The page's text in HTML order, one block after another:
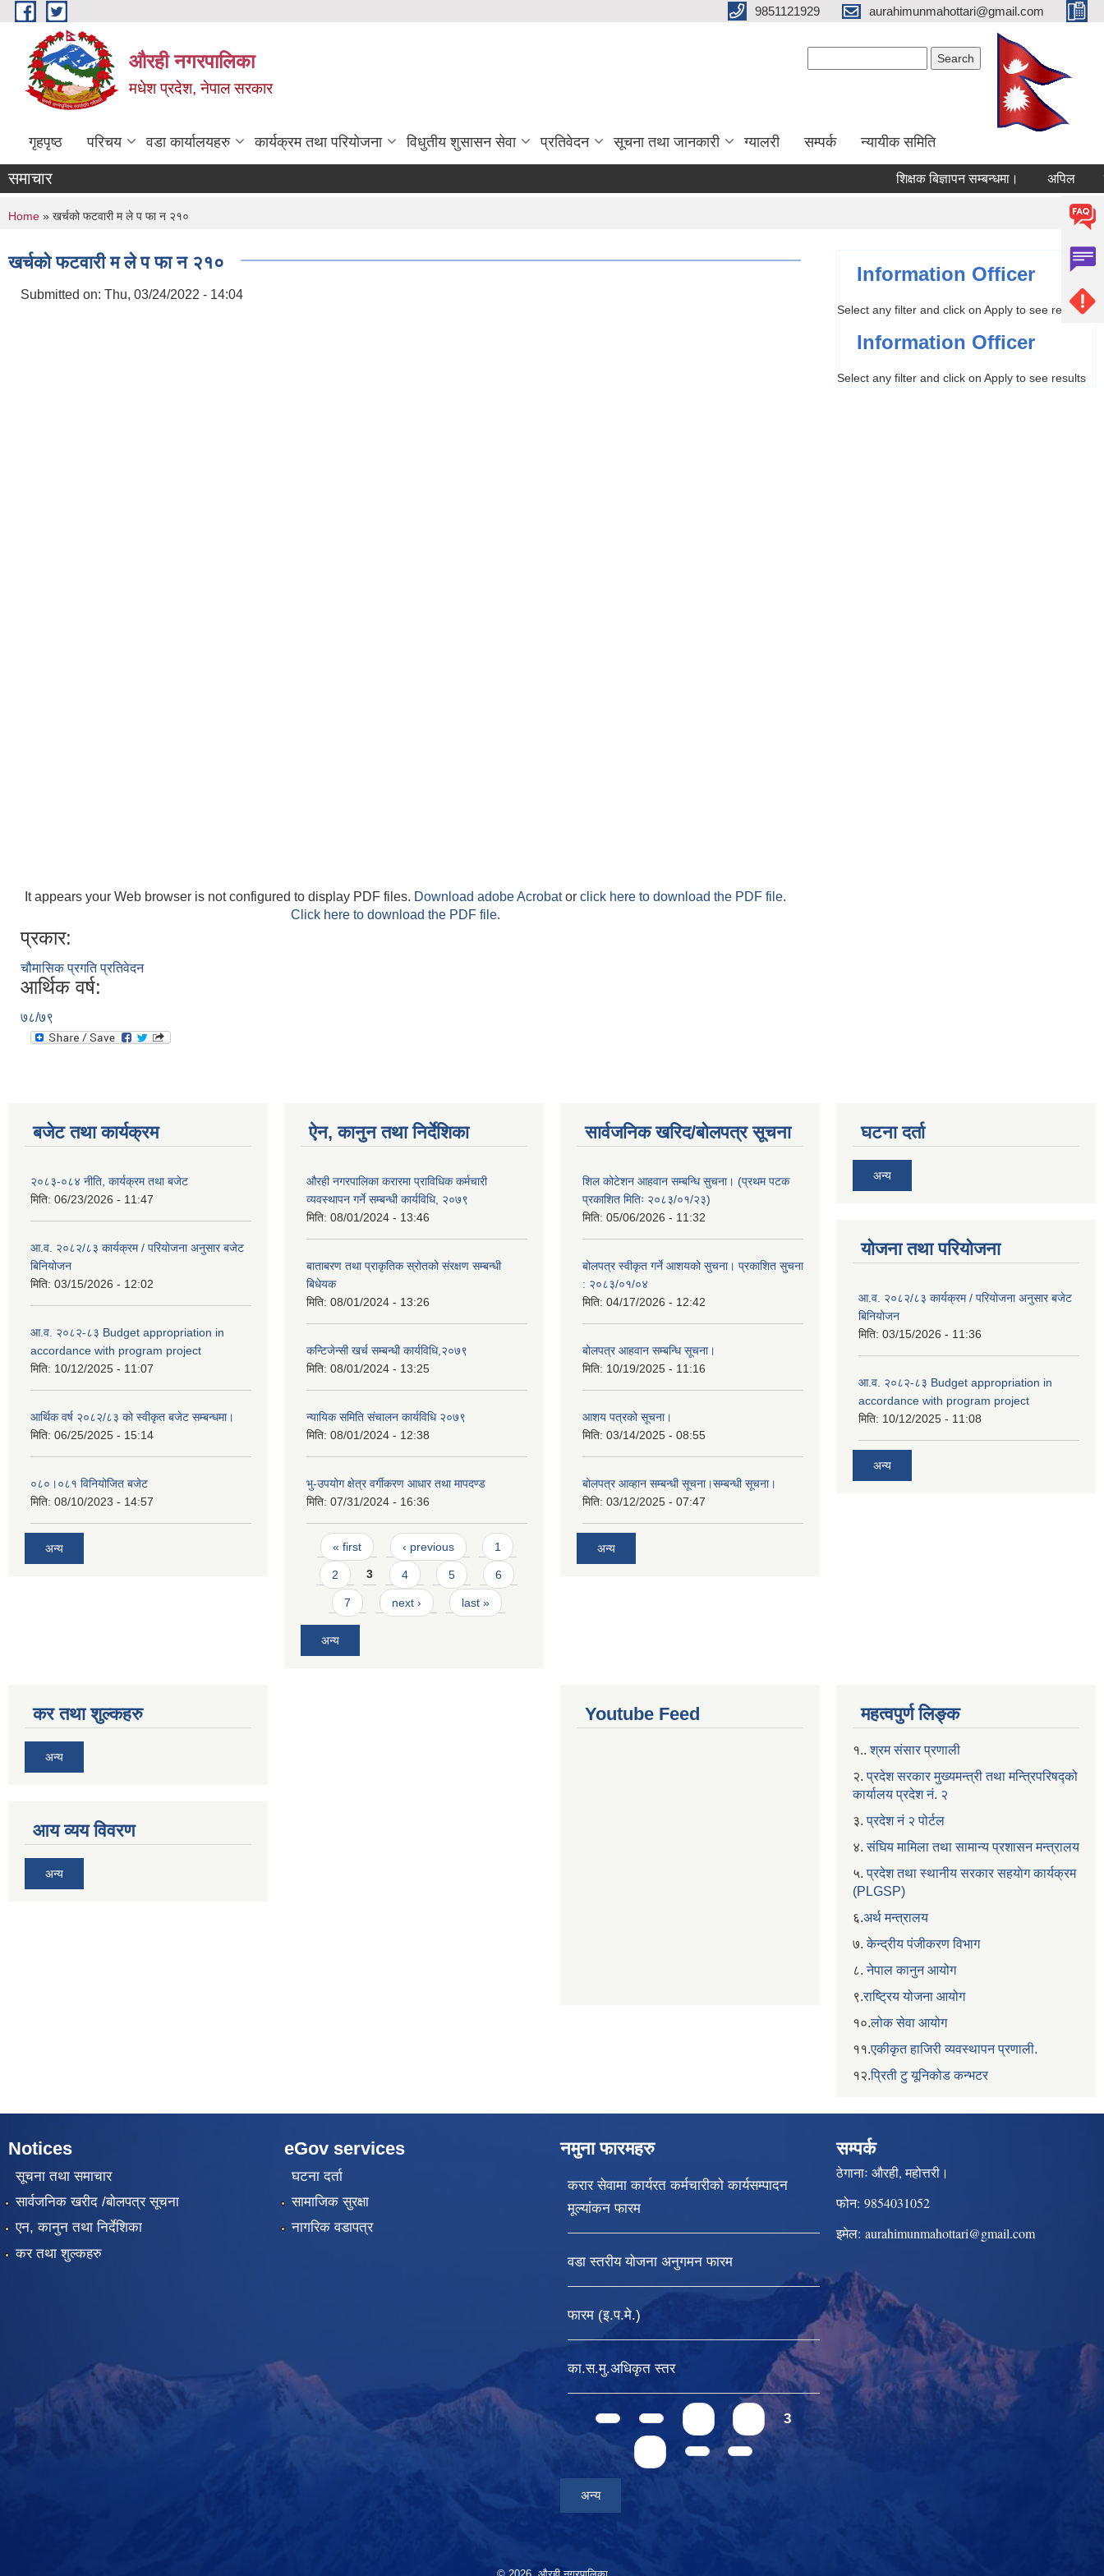
Skip to main content 9851121929 aurahimunmahottari@gmail.com
औरही नगरपालिका
मधेश प्रदेश, नेपाल सरकार
गृहपृष्ठ परिचय वडा कार्यालयहरु कार्यक्रम तथा परियोजना विधुतीय शुसासन सेवा प्रतिवेदन सूचना तथा जानकारी ग्यालरी सम्पर्क न्यायीक समिति
समाचार शिक्षक बिज्ञापन सम्बन्धमा। अपिल
You are here
Home » खर्चको फटवारी म ले प फा न २१०
खर्चको फटवारी म ले प फा न २१०
Submitted on: Thu, 03/24/2022 - 14:04
It appears your Web browser is not configured to display PDF files. Download adobe Acrobator click here to download the PDF file.
Click here to download the PDF file.
प्रकार:
चौमासिक प्रगति प्रतिवेदन
आर्थिक वर्ष:
७८/७९
Information Officer
Select any filter and click on Apply to see results
Information Officer
Select any filter and click on Apply to see results
बजेट तथा कार्यक्रम
२०८३-०८४ नीति, कार्यक्रम तथा बजेट
मिति: 06/23/2026 - 11:47
आ.व. २०८२/८३ कार्यक्रम / परियोजना अनुसार बजेट
बिनियोजन
मिति: 03/15/2026 - 12:02
आ.व. २०८२-८३ Budget appropriation in
accordance with program project
मिति: 10/12/2025 - 11:07
आर्थिक वर्ष २०८२/८३ को स्वीकृत बजेट सम्बन्धमा।
मिति: 06/25/2025 - 15:14
०८०।०८१ विनियोजित बजेट
मिति: 08/10/2023 - 14:57
अन्य
ऐन, कानुन तथा निर्देशिका
औरही नगरपालिका करारमा प्राविधिक कर्मचारी
व्यवस्थापन गर्ने सम्बन्धी कार्यविधि, २०७९
मिति: 08/01/2024 - 13:46
बाताबरण तथा प्राकृतिक स्रोतको संरक्षण सम्बन्धी
बिधेयक
मिति: 08/01/2024 - 13:26
कन्टिजेन्सी खर्च सम्बन्धी कार्यविधि,२०७९
मिति: 08/01/2024 - 13:25
न्यायिक समिति संचालन कार्यविधि २०७९
मिति: 08/01/2024 - 12:38
भु-उपयोग क्षेत्र वर्गीकरण आधार तथा मापदण्ड
मिति: 07/31/2024 - 16:36
Pages
« first ‹ previous 1
2 3 4 5 6
7 next › last »
अन्य
सार्वजनिक खरिद/बोलपत्र सूचना
शिल कोटेशन आहवान सम्बन्धि सुचना। (प्रथम पटक
प्रकाशित मितिः २०८३/०१/२३)
मिति: 05/06/2026 - 11:32
बोलपत्र स्वीकृत गर्ने आशयको सुचना। प्रकाशित सुचना
: २०८३/०१/०४
मिति: 04/17/2026 - 12:42
बोलपत्र आहवान सम्बन्धि सूचना।
मिति: 10/19/2025 - 11:16
आशय पत्रको सूचना।
मिति: 03/14/2025 - 08:55
बोलपत्र आव्हान सम्बन्धी सूचना।सम्बन्धी सूचना।
मिति: 03/12/2025 - 07:47
अन्य
घटना दर्ता
अन्य
योजना तथा परियोजना
आ.व. २०८२/८३ कार्यक्रम / परियोजना अनुसार बजेट
बिनियोजन
मिति: 03/15/2026 - 11:36
आ.व. २०८२-८३ Budget appropriation in
accordance with program project
मिति: 10/12/2025 - 11:08
अन्य
कर तथा शुल्कहरु
अन्य
आय व्यय विवरण
अन्य
Youtube Feed महत्वपुर्ण लिङ्क
१..श्रम संसार प्रणाली
२. प्रदेश सरकार मुख्यमन्त्री तथा मन्त्रिपरिषद्को
कार्यालय प्रदेश नं. २
३.प्रदेश नं २ पोर्टल
४.संघिय मामिला तथा सामान्य प्रशासन मन्त्रालय
५.प्रदेश तथा स्थानीय सरकार सहयाेग कार्यक्रम
(PLGSP)
६.अर्थ मन्त्रालय
७.केन्द्रीय पंजीकरण विभाग
८.नेपाल कानुन आयोग
९.राष्ट्रिय योजना आयोग
१०.लोक सेवा आयोग
११.एकीकृत हाजिरी व्यवस्थापन प्रणाली.
१२.प्रिती टु यूनिकोड कन्भटर
Notices
सूचना तथा समाचार
सार्वजनिक खरीद /बोलपत्र सूचना
एन, कानुन तथा निर्देशिका
कर तथा शुल्कहरु
eGov services
घटना दर्ता
सामाजिक सुरक्षा
नागरिक वडापत्र
नमुना फारमहरु
करार सेवामा कार्यरत कर्मचारीको कार्यसम्पादन
मूल्यांकन फारम
वडा स्तरीय योजना अनुगमन फारम
फारम (इ.प.मे.)
का.स.मु.अधिकृत स्तर
Pages 3
अन्य
सम्पर्क
ठेगानाः औरही, महोत्तरी।
फोन: 9854031052
इमेल: aurahimunmahottari@gmail.com